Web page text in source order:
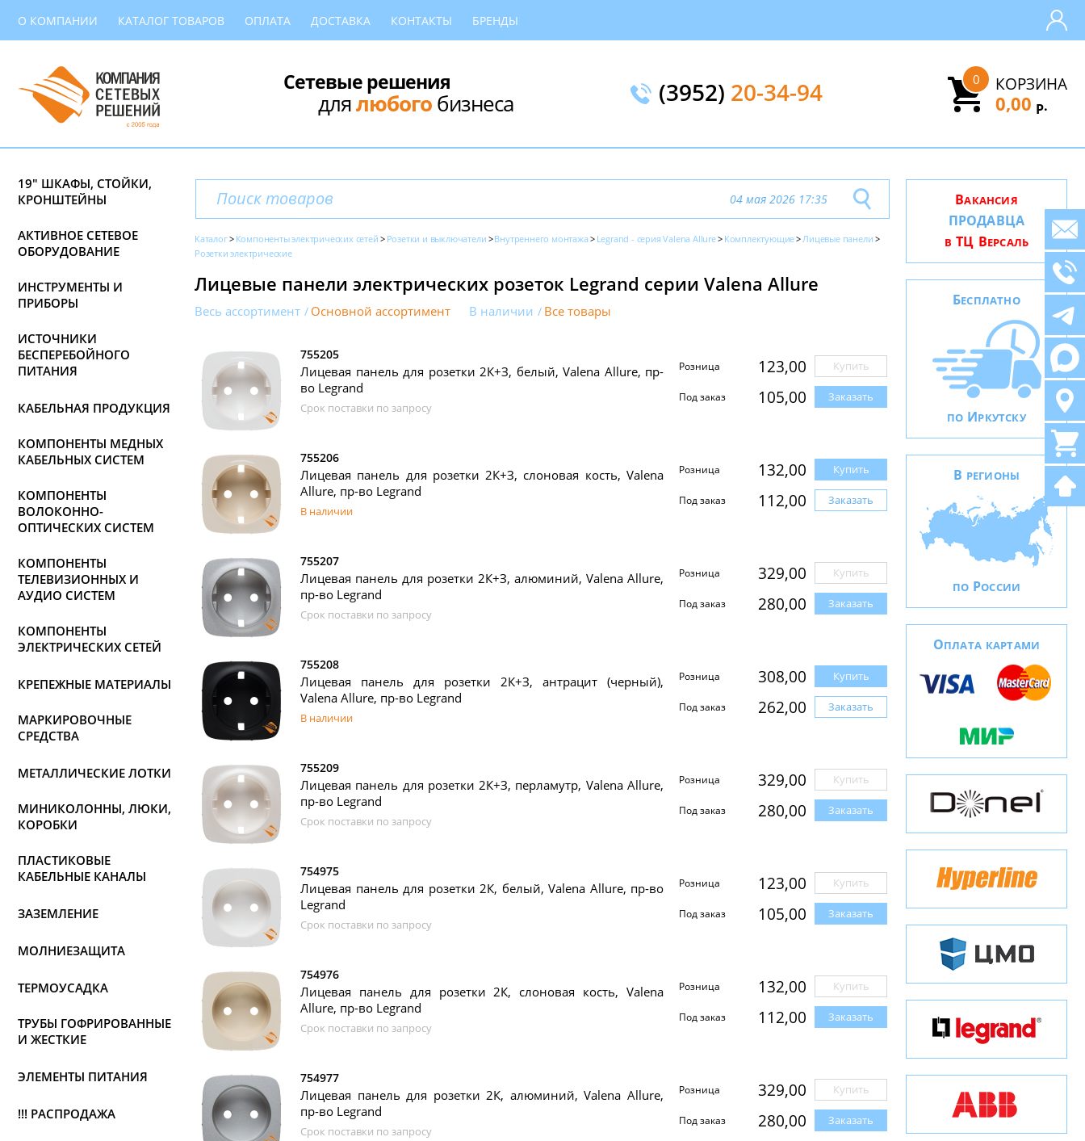
О КОМПАНИИ КАТАЛОГ ТОВАРОВ ОПЛАТА ДОСТАВКА КОНТАКТЫ БРЕНДЫ
Сетевые решения
длялюбогобизнеса (3952) 20-34-94 КОРЗИНА
0
0,00 Р.
19" ШКАФЫ, СТОЙКИ,
КРОНШТЕЙНЫ
АКТИВНОЕ СЕТЕВОЕ
ОБОРУДОВАНИЕ
ИНСТРУМЕНТЫ И
ПРИБОРЫ
ИСТОЧНИКИ
БЕСПЕРЕБОЙНОГО
ПИТАНИЯ
КАБЕЛЬНАЯ ПРОДУКЦИЯ
КОМПОНЕНТЫ МЕДНЫХ
КАБЕЛЬНЫХ СИСТЕМ
КОМПОНЕНТЫ
ВОЛОКОННО-
ОПТИЧЕСКИХ СИСТЕМ
КОМПОНЕНТЫ
ТЕЛЕВИЗИОННЫХ И
АУДИО СИСТЕМ
КОМПОНЕНТЫ
ЭЛЕКТРИЧЕСКИХ СЕТЕЙ
КРЕПЕЖНЫЕ МАТЕРИАЛЫ
МАРКИРОВОЧНЫЕ
СРЕДСТВА
МЕТАЛЛИЧЕСКИЕ ЛОТКИ
МИНИКОЛОННЫ, ЛЮКИ,
КОРОБКИ
ПЛАСТИКОВЫЕ
КАБЕЛЬНЫЕ КАНАЛЫ
ЗАЗЕМЛЕНИЕ
МОЛНИЕЗАЩИТА
ТЕРМОУСАДКА
ТРУБЫ ГОФРИРОВАННЫЕ
И ЖЕСТКИЕ
ЭЛЕМЕНТЫ ПИТАНИЯ
!!! РАСПРОДАЖА
04 мая 2026 17:35
Каталог Компоненты электрических сетей Розетки и выключатели Внутреннего монтажа Legrand - серия Valena Allure Комплектующие
Лицевые панели
Розетки электрические
Лицевые панели электрических розеток Legrand серии Valena Allure
Весь ассортимент Основной ассортимент В наличии Все товары
755205
Лицевая панель для розетки 2К+З, белый, Valena Allure, пр-
во Legrand
Срок поставки по запросу
Розница 123,00 Купить
Под заказ 105,00 Заказать
755206
Лицевая панель для розетки 2К+З, слоновая кость, Valena
Allure, пр-во Legrand
В наличии
Розница 132,00 Купить
Под заказ 112,00 Заказать
755207
Лицевая панель для розетки 2К+З, алюминий, Valena Allure,
пр-во Legrand
Срок поставки по запросу
Розница 329,00 Купить
Под заказ 280,00 Заказать
755208
Лицевая панель для розетки 2К+З, антрацит (черный),
Valena Allure, пр-во Legrand
В наличии
Розница 308,00 Купить
Под заказ 262,00 Заказать
755209
Лицевая панель для розетки 2К+З, перламутр, Valena Allure,
пр-во Legrand
Срок поставки по запросу
Розница 329,00 Купить
Под заказ 280,00 Заказать
754975
Лицевая панель для розетки 2К, белый, Valena Allure, пр-во
Legrand
Срок поставки по запросу
Розница 123,00 Купить
Под заказ 105,00 Заказать
754976
Лицевая панель для розетки 2К, слоновая кость, Valena
Allure, пр-во Legrand
Срок поставки по запросу
Розница 132,00 Купить
Под заказ 112,00 Заказать
754977
Лицевая панель для розетки 2К, алюминий, Valena Allure,
пр-во Legrand
Срок поставки по запросу
Розница 329,00 Купить
Под заказ 280,00 Заказать
ВАКАНСИЯ
ПРОДАВЦА
В ТЦ ВЕРСАЛЬ
БЕСПЛАТНО
ПО ИРКУТСКУ
В РЕГИОНЫ
ПО РОССИИ
ОПЛАТА КАРТАМИ